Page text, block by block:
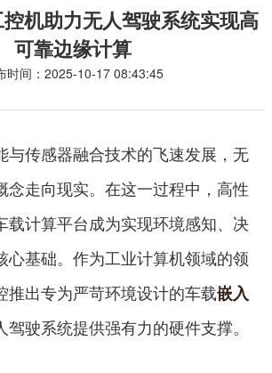
机助力无人驾驶系统实现高
可靠边缘计算
时间：2025-10-17 08:43:45
传感器融合技术的飞速发展，无
念走向现实。在这一过程中，高性
载计算平台成为实现环境感知、决
心基础。作为工业计算机领域的领
推出专为严苛环境设计的车载嵌入
驾驶系统提供强有力的硬件支撑。